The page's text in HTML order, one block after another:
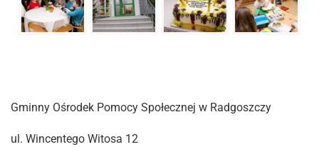
Gminny Ośrodek Pomocy Społecznej w Radgoszczy
ul. Wincentego Witosa 12